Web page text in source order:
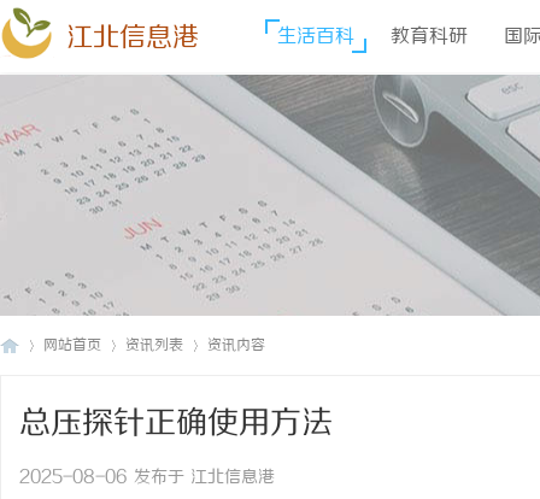
江北信息港 生活百科 教育科研 国
网站首页 资讯列表 资讯内容
总压探针正确使用方法
2025-08-06 发布于 江北信息港